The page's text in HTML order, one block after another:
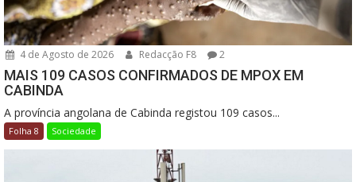
4 de Agosto de 2026 Redacção F8 2
MAIS 109 CASOS CONFIRMADOS DE MPOX EM
CABINDA
A província angolana de Cabinda registou 109 casos...
Folha 8 Sociedade